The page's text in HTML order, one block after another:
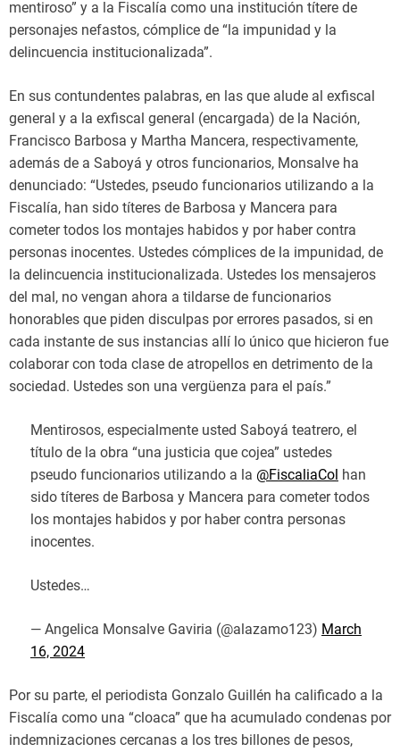
mentiroso” y a la Fiscalía como una institución títere de
personajes nefastos, cómplice de “la impunidad y la
delincuencia institucionalizada”.
En sus contundentes palabras, en las que alude al exfiscal
general y a la exfiscal general (encargada) de la Nación,
Francisco Barbosa y Martha Mancera, respectivamente,
además de a Saboyá y otros funcionarios, Monsalve ha
denunciado: “Ustedes, pseudo funcionarios utilizando a la
Fiscalía, han sido títeres de Barbosa y Mancera para
cometer todos los montajes habidos y por haber contra
personas inocentes. Ustedes cómplices de la impunidad, de
la delincuencia institucionalizada. Ustedes los mensajeros
del mal, no vengan ahora a tildarse de funcionarios
honorables que piden disculpas por errores pasados, si en
cada instante de sus instancias allí lo único que hicieron fue
colaborar con toda clase de atropellos en detrimento de la
sociedad. Ustedes son una vergüenza para el país.”
Mentirosos, especialmente usted Saboyá teatrero, el
título de la obra “una justicia que cojea” ustedes
pseudo funcionarios utilizando a la @FiscaliaCol han
sido títeres de Barbosa y Mancera para cometer todos
los montajes habidos y por haber contra personas
inocentes.
Ustedes…
— Angelica Monsalve Gaviria (@alazamo123) March
16, 2024
Por su parte, el periodista Gonzalo Guillén ha calificado a la
Fiscalía como una “cloaca” que ha acumulado condenas por
indemnizaciones cercanas a los tres billones de pesos,